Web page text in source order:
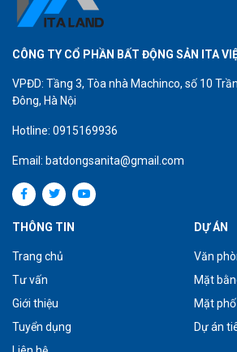
CÔNG TY CỔ PHẦN BẤT ĐỘNG SẢN ITA
VPĐD: Tầng 3, Tòa nhà Machinco, số 10
Đông, Hà Nội
Hotline: 0915169936
Email: batdongsanita@gmail.com
THÔNG TIN
Trang chủ
Tư vấn
Giới thiệu
Tuyển dụng
DỰ ÁN
Văn
Mặt
Mặt phố
Dự án